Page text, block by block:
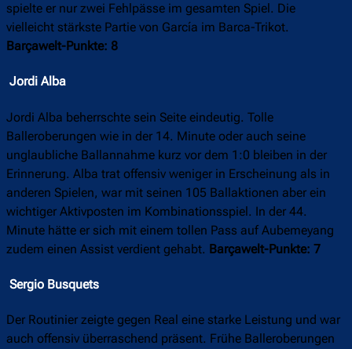
spielte er nur zwei Fehlpässe im gesamten Spiel. Die
vielleicht stärkste Partie von García im Barca-Trikot.
Barçawelt-Punkte: 8
Jordi Alba
Jordi Alba beherrschte sein Seite eindeutig. Tolle
Balleroberungen wie in der 14. Minute oder auch seine
unglaubliche Ballannahme kurz vor dem 1:0 bleiben in der
Erinnerung. Alba trat offensiv weniger in Erscheinung als in
anderen Spielen, war mit seinen 105 Ballaktionen aber ein
wichtiger Aktivposten im Kombinationsspiel. In der 44.
Minute hätte er sich mit einem tollen Pass auf Aubemeyang
zudem einen Assist verdient gehabt. Barçawelt-Punkte: 7
Sergio Busquets
Der Routinier zeigte gegen Real eine starke Leistung und war
auch offensiv überraschend präsent. Frühe Balleroberungen